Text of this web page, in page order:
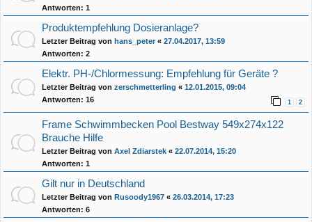
Antworten: 1
Produktempfehlung Dosieranlage?
Letzter Beitrag von hans_peter« 27.04.2017, 13:59
Antworten: 2
Elektr. PH-/Chlormessung: Empfehlung für Geräte ?
Letzter Beitrag von zerschmetterling « 12.01.2015, 09:04
Antworten: 16 1 2
Frame Schwimmbecken Pool Bestway 549x274x122
Brauche Hilfe
Letzter Beitrag von Axel Zdiarstek « 22.07.2014, 15:20
Antworten: 1
Gilt nur in Deutschland
Letzter Beitrag von Rusoody1967 « 26.03.2014, 17:23
Antworten: 6